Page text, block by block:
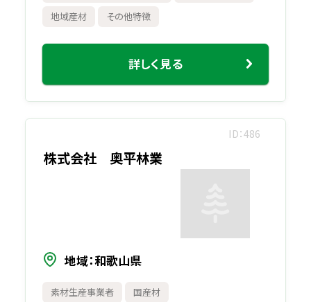
地域産材
その他特徴
詳しく見る
ID 486
株式会社 奥平林業
地域 和歌山県
素材生産事業者 国産材